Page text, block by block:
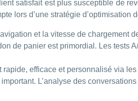
satisfait est plus susceptible de
lors d’une stratégie d’optimisation
et la vitesse de chargement
de panier est primordial. Les tests
rapide, efficace et personnalisé via
L’analyse des